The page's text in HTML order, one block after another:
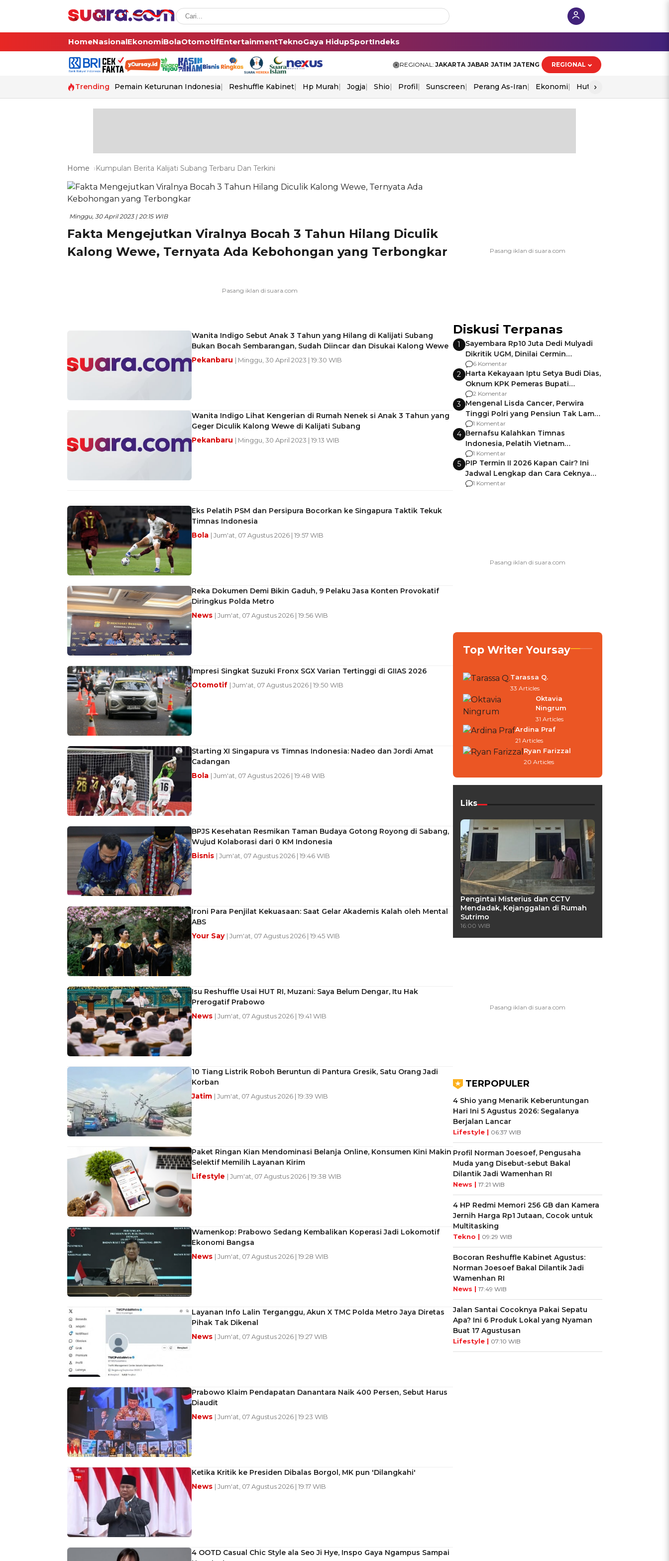
HomeNasionalEkonomiBolaOtomotifEntertainmentTeknoGaya HidupSportIndeks
REGIONAL: JAKARTA JABAR JATIM JATENG REGIONAL
Trending Pemain Keturunan Indonesia Reshuffle Kabinet Hp Murah Jogja Shio Profil Sunscreen Perang As-Iran Ekonomi Hut Ri
›
Home Kumpulan Berita Kalijati Subang Terbaru Dan Terkini
Minggu, 30 April 2023 | 20:15 WIB
Fakta Mengejutkan Viralnya Bocah 3 Tahun Hilang Diculik
Kalong Wewe, Ternyata Ada Kebohongan yang Terbongkar
Wanita Indigo Sebut Anak 3 Tahun yang Hilang di Kalijati Subang
Bukan Bocah Sembarangan, Sudah Diincar dan Disukai Kalong Wewe
Pekanbaru | Minggu, 30 April 2023 | 19:30 WIB
Wanita Indigo Lihat Kengerian di Rumah Nenek si Anak 3 Tahun yang
Geger Diculik Kalong Wewe di Kalijati Subang
Pekanbaru | Minggu, 30 April 2023 | 19:13 WIB
Eks Pelatih PSM dan Persipura Bocorkan ke Singapura Taktik Tekuk
Timnas Indonesia
Bola | Jum'at, 07 Agustus 2026 | 19:57 WIB
Reka Dokumen Demi Bikin Gaduh, 9 Pelaku Jasa Konten Provokatif
Diringkus Polda Metro
News | Jum'at, 07 Agustus 2026 | 19:56 WIB
Impresi Singkat Suzuki Fronx SGX Varian Tertinggi di GIIAS 2026
Otomotif | Jum'at, 07 Agustus 2026 | 19:50 WIB
Starting XI Singapura vs Timnas Indonesia: Nadeo dan Jordi Amat
Cadangan
Bola | Jum'at, 07 Agustus 2026 | 19:48 WIB
BPJS Kesehatan Resmikan Taman Budaya Gotong Royong di Sabang,
Wujud Kolaborasi dari 0 KM Indonesia
Bisnis | Jum'at, 07 Agustus 2026 | 19:46 WIB
Ironi Para Penjilat Kekuasaan: Saat Gelar Akademis Kalah oleh Mental
ABS
Your Say | Jum'at, 07 Agustus 2026 | 19:45 WIB
Isu Reshuffle Usai HUT RI, Muzani: Saya Belum Dengar, Itu Hak
Prerogatif Prabowo
News | Jum'at, 07 Agustus 2026 | 19:41 WIB
10 Tiang Listrik Roboh Beruntun di Pantura Gresik, Satu Orang Jadi
Korban
Jatim | Jum'at, 07 Agustus 2026 | 19:39 WIB
Paket Ringan Kian Mendominasi Belanja Online, Konsumen Kini Makin
Selektif Memilih Layanan Kirim
Lifestyle | Jum'at, 07 Agustus 2026 | 19:38 WIB
Wamenkop: Prabowo Sedang Kembalikan Koperasi Jadi Lokomotif
Ekonomi Bangsa
News | Jum'at, 07 Agustus 2026 | 19:28 WIB
Layanan Info Lalin Terganggu, Akun X TMC Polda Metro Jaya Diretas
Pihak Tak Dikenal
News | Jum'at, 07 Agustus 2026 | 19:27 WIB
Prabowo Klaim Pendapatan Danantara Naik 400 Persen, Sebut Harus
Diaudit
News | Jum'at, 07 Agustus 2026 | 19:23 WIB
Ketika Kritik ke Presiden Dibalas Borgol, MK pun 'Dilangkahi'
News | Jum'at, 07 Agustus 2026 | 19:17 WIB
4 OOTD Casual Chic Style ala Seo Ji Hye, Inspo Gaya Ngampus Sampai
Diskusi Terpanas
1
Sayembara Rp10 Juta Dedi Mulyadi
Dikritik UGM, Dinilai Cermin
Gagalnya Negara Jamin Keamanan
6 Komentar
2 Harta Kekayaan Iptu Setya Budi Dias,
Oknum KPK Pemeras Bupati
Pemalang
2 Komentar
3 Mengenal Lisda Cancer, Perwira
Tinggi Polri yang Pensiun Tak Lama
Usai Jadi Brigjen
1 Komentar
4 Bernafsu Kalahkan Timnas
Indonesia, Pelatih Vietnam
Berencana Pakai Jimat di Pakansari
1 Komentar
5 PIP Termin II 2026 Kapan Cair? Ini
Jadwal Lengkap dan Cara Ceknya
agar Dana Tidak Hangus!
1 Komentar
Top Writer Yoursay
Tarassa Q.
33 Articles
Oktavia
Ningrum
31 Articles
Ardina Praf
21 Articles
Ryan Farizzal
20 Articles
Liks
Pengintai Misterius dan CCTV
Mendadak, Kejanggalan di Rumah
Sutrimo
16:00 WIB
TERPOPULER
4 Shio yang Menarik Keberuntungan
Hari Ini 5 Agustus 2026: Segalanya
Berjalan Lancar
Lifestyle | 06:37 WIB
Profil Norman Joesoef, Pengusaha
Muda yang Disebut-sebut Bakal
Dilantik Jadi Wamenhan RI
News | 17:21 WIB
4 HP Redmi Memori 256 GB dan Kamera
Jernih Harga Rp1 Jutaan, Cocok untuk
Multitasking
Tekno | 09:29 WIB
Bocoran Reshuffle Kabinet Agustus:
Norman Joesoef Bakal Dilantik Jadi
Wamenhan RI
News | 17:49 WIB
Jalan Santai Cocoknya Pakai Sepatu
Apa? Ini 6 Produk Lokal yang Nyaman
Buat 17 Agustusan
Lifestyle | 07:10 WIB